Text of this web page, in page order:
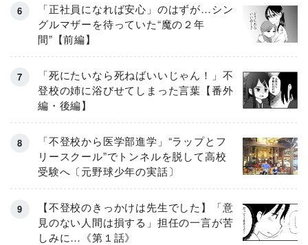
「正社員になれば安心」のはずが…シン
グルマザーを待っていた“魔の２年
間”【前編】
「死にたいなら死ねばいいじゃん！」不
登校の姉に浴びせてしまった言葉【番外
編・後編】
「不登校から医学部進学」“ラップとフ
リースクール”でトンネルを脱して高校
受験へ〔元野球少年の実話〕
【不登校のきっかけは先生でした】「意
見のない人間は損する」担任の一言が苦
しみに…《第１話》